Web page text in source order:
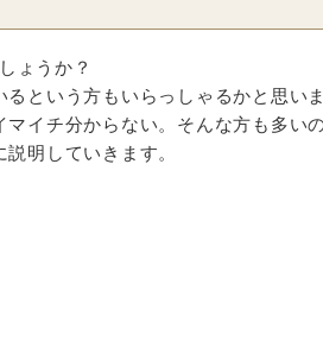
ょうか？
という方もいらっしゃるかと思いま
イチ分からない。そんな方も多い
明していきます。